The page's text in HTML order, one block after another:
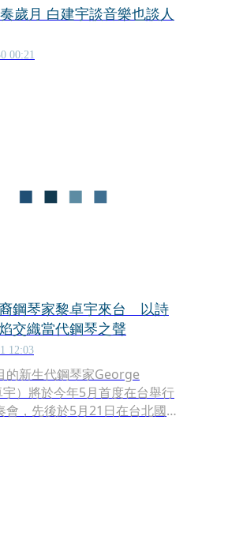
歲月 白建宇談音樂也談人
00:21
鋼琴家黎卓宇來台 以詩
交織當代鋼琴之聲
12:03
的新生代鋼琴家George
宇）將於今年5月首度在台舉行
會，先後於5月21日在台北國